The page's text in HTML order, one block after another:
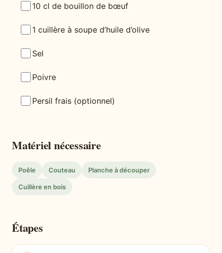
10 cl de bouillon de bœuf
1 cuillère à soupe d’huile d’olive
Sel
Poivre
Persil frais (optionnel)
Matériel nécessaire
Poêle Couteau Planche à découper
Cuillère en bois
Étapes